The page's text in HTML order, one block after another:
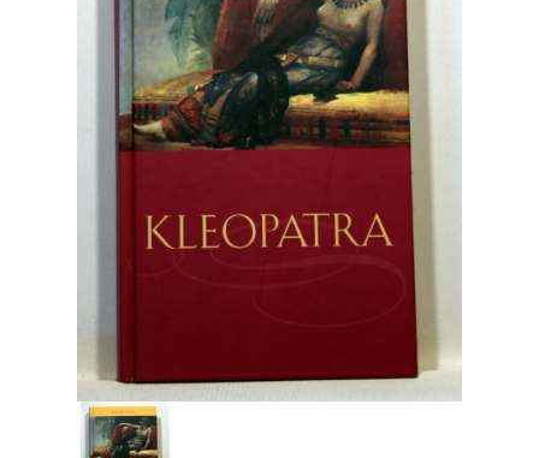
Erhverv
Europa
Fantasy / Sciencefiction
Håndarbejde
Hobby